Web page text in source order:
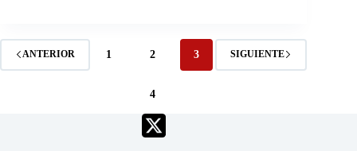
ANTERIOR 1 2 3
4
SIGUIENTE